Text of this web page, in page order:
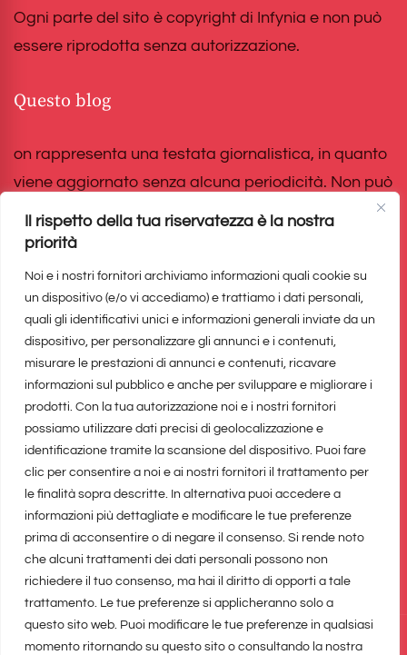
Il rispetto della tua riservatezza è la nostra
priorità
Noi e i nostri fornitori archiviamo informazioni quali cookie su
un dispositivo (e/o vi accediamo) e trattiamo i dati personali,
quali gli identificativi unici e informazioni generali inviate da un
dispositivo, per personalizzare gli annunci e i contenuti,
misurare le prestazioni di annunci e contenuti, ricavare
informazioni sul pubblico e anche per sviluppare e migliorare i
prodotti. Con la tua autorizzazione noi e i nostri fornitori
possiamo utilizzare dati precisi di geolocalizzazione e
identificazione tramite la scansione del dispositivo. Puoi fare
clic per consentire a noi e ai nostri fornitori il trattamento per
le finalità sopra descritte. In alternativa puoi accedere a
informazioni più dettagliate e modificare le tue preferenze
prima di acconsentire o di negare il consenso. Si rende noto
che alcuni trattamenti dei dati personali possono non
richiedere il tuo consenso, ma hai il diritto di opporti a tale
trattamento. Le tue preferenze si applicheranno solo a
questo sito web. Puoi modificare le tue preferenze in qualsiasi
momento ritornando su questo sito o consultando la nostra
Ogni parte del sito è copyright di Infynia e non può
essere riprodotta senza autorizzazione.
Questo blog
on rappresenta una testata giornalistica, in quanto
viene aggiornato senza alcuna periodicità. Non può
pertanto considerarsi un prodotto editoriale ai
sensi della legge n. 62 del 7/03/2001.
Il network di
realizzato daMarina GalatiotoeInfynia©2026 Tutti i diritti